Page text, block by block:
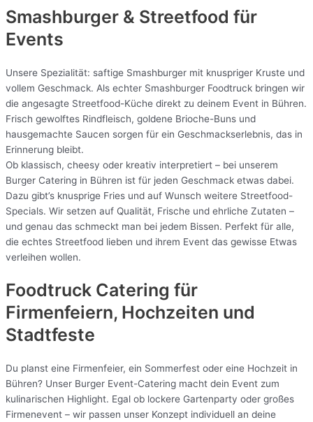
Smashburger & Streetfood für
Events
Unsere Spezialität: saftige Smashburger mit knuspriger Kruste und
vollem Geschmack. Als echter Smashburger Foodtruck bringen wir
die angesagte Streetfood-Küche direkt zu deinem Event in Bühren.
Frisch gewolftes Rindfleisch, goldene Brioche-Buns und
hausgemachte Saucen sorgen für ein Geschmackserlebnis, das in
Erinnerung bleibt.
Ob klassisch, cheesy oder kreativ interpretiert – bei unserem
Burger Catering in Bühren ist für jeden Geschmack etwas dabei.
Dazu gibt’s knusprige Fries und auf Wunsch weitere Streetfood-
Specials. Wir setzen auf Qualität, Frische und ehrliche Zutaten –
und genau das schmeckt man bei jedem Bissen. Perfekt für alle,
die echtes Streetfood lieben und ihrem Event das gewisse Etwas
verleihen wollen.
Foodtruck Catering für
Firmenfeiern, Hochzeiten und
Stadtfeste
Du planst eine Firmenfeier, ein Sommerfest oder eine Hochzeit in
Bühren? Unser Burger Event-Catering macht dein Event zum
kulinarischen Highlight. Egal ob lockere Gartenparty oder großes
Firmenevent – wir passen unser Konzept individuell an deine